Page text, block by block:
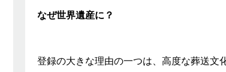
なぜ世界遺産に？
登録の大きな理由の一つは、高度な葬送文